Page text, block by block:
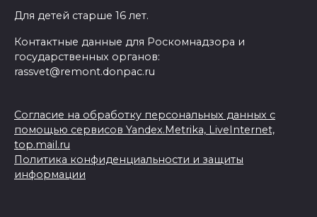
Для детей старше 16 лет.
Контактные данные для Роскомнадзора и
государственных органов:
rassvet@remont.donpac.ru
Согласие на обработку персональных данных с
помощью сервисов Yandex.Metrika, LiveInternet,
top.mail.ru
Политика конфиденциальности и защиты
информации